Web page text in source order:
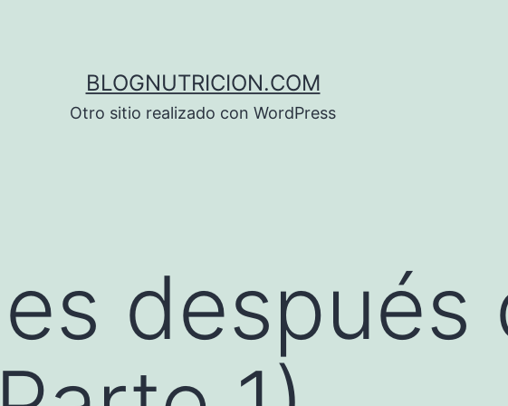
BLOGNUTRICION.COM
Otro sitio realizado con WordPress
después